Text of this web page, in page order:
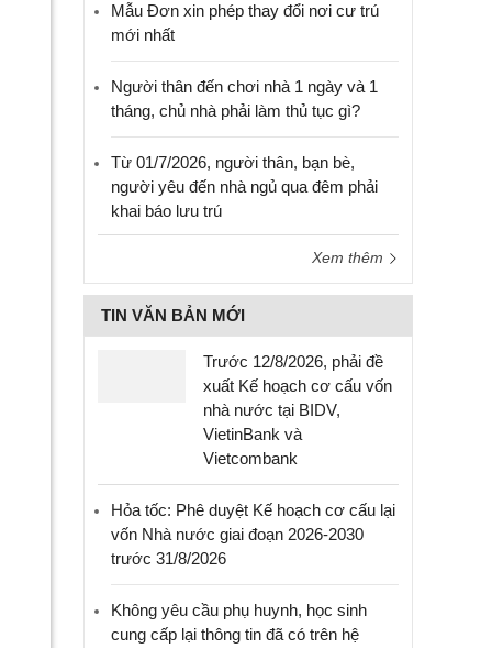
Mẫu Đơn xin phép thay đổi nơi cư trú
mới nhất
Người thân đến chơi nhà 1 ngày và 1
tháng, chủ nhà phải làm thủ tục gì?
Từ 01/7/2026, người thân, bạn bè,
người yêu đến nhà ngủ qua đêm phải
khai báo lưu trú
Xem thêm
TIN VĂN BẢN MỚI
Trước 12/8/2026, phải đề
xuất Kế hoạch cơ cấu vốn
nhà nước tại BIDV,
VietinBank và
Vietcombank
Hỏa tốc: Phê duyệt Kế hoạch cơ cấu lại
vốn Nhà nước giai đoạn 2026-2030
trước 31/8/2026
Không yêu cầu phụ huynh, học sinh
cung cấp lại thông tin đã có trên hệ